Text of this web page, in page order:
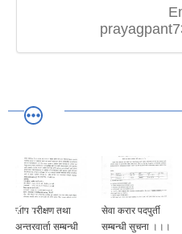
सीप परीक्षण तथा
अन्तरवार्ता सम्बन्धी
सेवा करार पदपुर्ती
सम्बन्धी सुचना ।।।